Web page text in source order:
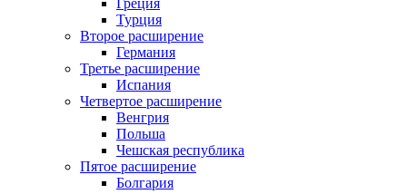
Греция
Турция
Второе расширение
Германия
Третье расширение
Испания
Четвертое расширение
Венгрия
Польша
Чешская республика
Пятое расширение
Болгария